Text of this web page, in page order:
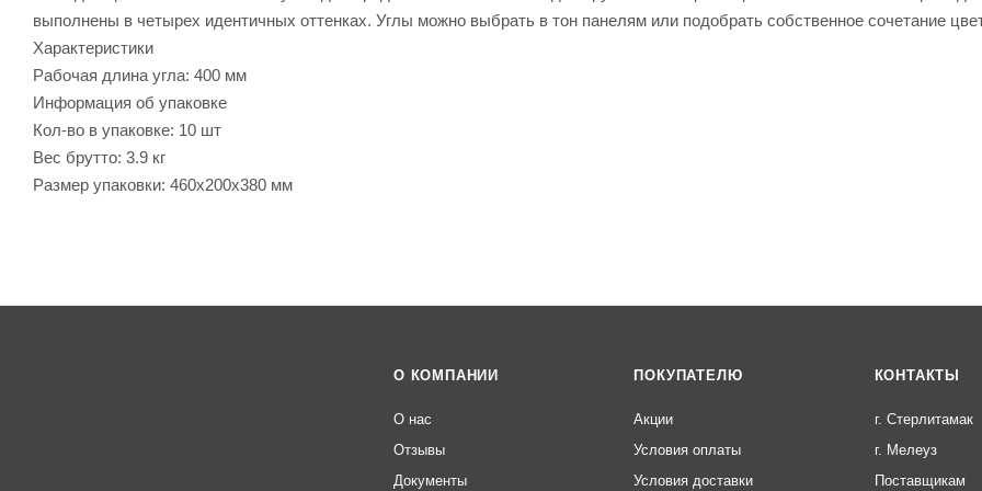
выполнены в четырех идентичных оттенках. Углы можно выбрать в тон панелям или подобрать собственное сочетание
Характеристики
Рабочая длина угла: 400 мм
Информация об упаковке
Кол-во в упаковке: 10 шт
Вес брутто: 3.9 кг
Размер упаковки: 460x200x380 мм
О КОМПАНИИ
О нас
Отзывы
Документы
ПОКУПАТЕЛЮ
Акции
Условия оплаты
Условия доставки
КОНТАКТЫ
г. Стерлитамак
г. Мелеуз
Поставщикам